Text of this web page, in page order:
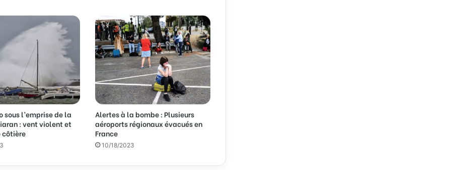
l’emprise de la
: vent violent et
côtière
Alertes à la bombe : Plusieurs
aéroports régionaux évacués en
France
10/18/2023